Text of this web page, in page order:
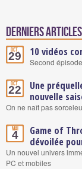
Derniers articles
Oct.
29 10 vidéos
Second épisode
Oct.
22
Une
nouvelle
On ne naît pas
Mai
4
Game of
dévoilée
Un nouvel univers
PC et mobiles